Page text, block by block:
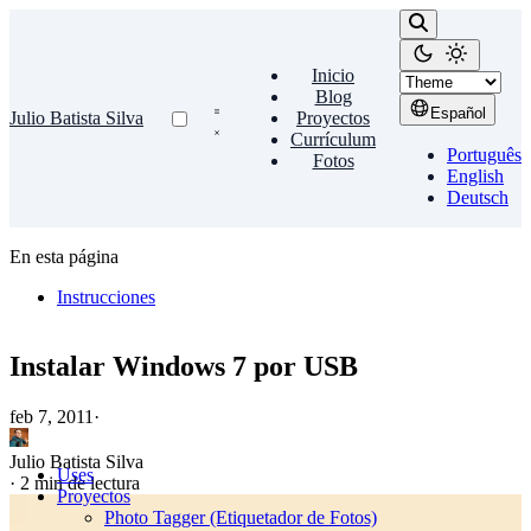
Julio Batista Silva
Inicio
Blog
Proyectos
Currículum
Fotos
Español
Português
English
Deutsch
Uses
Proyectos
Photo Tagger (Etiquetador de Fotos)
En esta página
Instrucciones
Instalar Windows 7 por USB
feb 7, 2011 ·
Julio Batista Silva
· 2 min de lectura